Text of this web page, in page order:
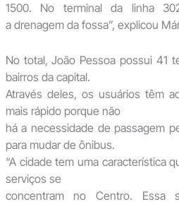
1500. No terminal da linha
a drenagem da fossa”, explicou
No total, João Pessoa possui 41
bairros da capital.
Através deles, os usuários têm
mais rápido porque não
há a necessidade de passagem
para mudar de ônibus.
“A cidade tem uma característica
serviços se
concentram no Centro. Essa